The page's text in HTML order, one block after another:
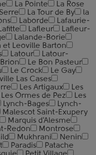
La Pointe
La Rose
La Tour de By
la
Laborde
Lafaurie-
Lafitte Lafleur
Lafleur-
Lalande-Borie
et Leoville Barton
Latour
Latour-
Le Bon Pasteur
Le Crock
Le Gay
Las Cases
Les Artigaux
Les
Les Ormes de Pez
Les
Lynch-Bages
Lynch-
Malescot Saint-Exupery
Marquis d'Alesme
Redon
Montrose
Mukhrani
Nenin
Paradis
Patache